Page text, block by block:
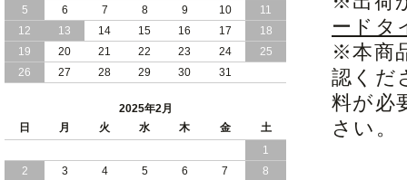
ードタ
※本商
認くだ
料が必
さい。
開き 日本製
2024/11/07
便利な 棚 モダンライト コンセント 付
き 大容量 収納 リフトアップ 縦開き 日
本製 ベッド
女性人気 日本製 コンパクト な ショー
トサイズ 跳ね上げ 収納 ベッド 横開き
5
6 7 8 9 10
11
12
13 14 15 16 17
18
19
20 21 22 23 24
25
26
27 28 29 30 31
2025年2月
日
月 火 水 木 金
土
1
2
3 4 5 6 7
8